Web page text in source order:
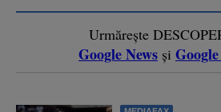
Urmărește
Google News și